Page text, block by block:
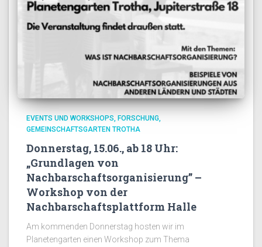
EVENTS UND WORKSHOPS
FORSCHUNG
GEMEINSCHAFTSGARTEN TROTHA
Donnerstag, 15.06., ab 18 Uhr:
„Grundlagen von
Nachbarschaftsorganisierung” –
Workshop von der
Nachbarschaftsplattform Halle
Am kommenden Donnerstag hosten wir im
Planetengarten einen Workshop zum Thema